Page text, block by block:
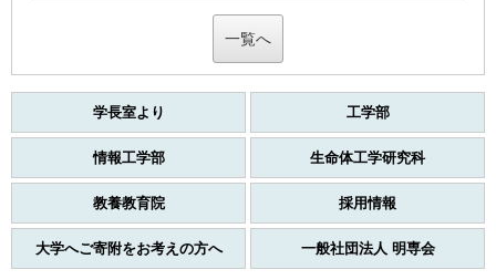
一覧へ
学長室より 工学部
情報工学部 生命体工学研究科
教養教育院 採用情報
大学へご寄附をお考えの方へ 一般社団法人 明専会